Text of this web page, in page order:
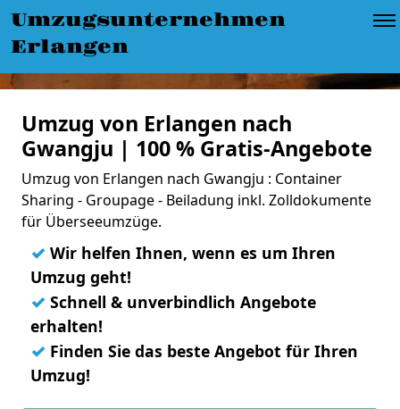
Umzugsunternehmen
Erlangen
Umzug von Erlangen nach
Gwangju | 100 % Gratis-Angebote
Umzug von Erlangen nach Gwangju : Container
Sharing - Groupage - Beiladung inkl. Zolldokumente
für Überseeumzüge.
✓ Wir helfen Ihnen, wenn es um Ihren
Umzug geht!
✓ Schnell & unverbindlich Angebote
erhalten!
✓ Finden Sie das beste Angebot für Ihren
Umzug!